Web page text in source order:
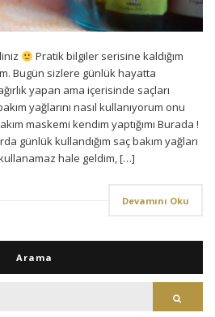
Pratik bilgiler serisine kaldığım
Bugün sizlere günlük hayatta
yapan ama içerisinde saçları
yağlarını nasıl kullanıyorum onu
maskemi kendim yaptığımı Burada !
günlük kullandığım saç bakım yağları
kullanamaz hale geldim, […]
Devamını Oku
Arama